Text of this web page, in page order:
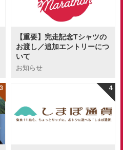
【重要】完走記念Tシャツの
お渡し／追加エントリーにつ
いて
お知らせ